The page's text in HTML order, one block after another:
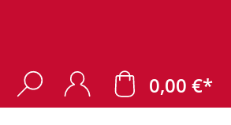
0,00 €*